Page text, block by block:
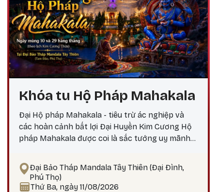
Khóa tu Hộ Pháp Mahakala
Đại Hộ pháp Mahakala - tiêu trừ ác nghiệp và
các hoàn cảnh bất lợi Đại Huyền Kim Cương Hộ
pháp Mahakala được coi là sắc tướng uy mãnh
lực, trí tuệ và các công hạnh bi mẫn uy mãnh của
chư Phật. Mahakala là Hộ pháp hàng đầu, uy
mãnh và tràn đầy thần lực, tiêu trừ ác nghiệp,
Đại Bảo Tháp Mandala Tây Thiên (Đại Đình,
Phú Thọ)
Thứ Ba, ngày 11/08/2026